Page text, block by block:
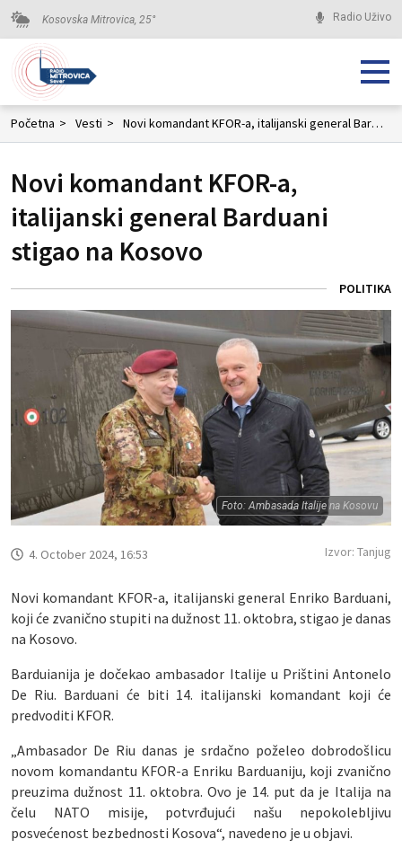
Kosovska Mitrovica, 25° Radio Uživo
Početna > Vesti > Novi komandant KFOR-a, italijanski general Barduani stigao na Kosovo
Novi komandant KFOR-a,
italijanski general Barduani
stigao na Kosovo
POLITIKA
Foto: Ambasada Italije na Kosovu
4. October 2024, 16:53 Izvor: Tanjug
Novi komandant KFOR-a, italijanski general Enriko Barduani,
koji će zvanično stupiti na dužnost 11. oktobra, stigao je danas
na Kosovo.
Barduianija je dočekao ambasador Italije u Prištini Antonelo
De Riu. Barduani će biti 14. italijanski komandant koji će
predvoditi KFOR.
„Ambasador De Riu danas je srdačno poželeo dobrodošlicu
novom komandantu KFOR-a Enriku Barduaniju, koji zvanično
preuzima dužnost 11. oktobra. Ovo je 14. put da je Italija na
čelu NATO misije, potvrđujući našu nepokolebljivu
posvećenost bezbednosti Kosova“, navedeno je u objavi.